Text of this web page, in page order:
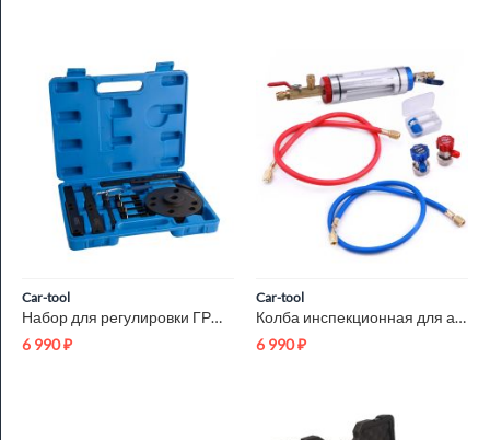
Car-tool
Набор для регулировки ГРМ Cummins 3163021 Car-Tool CT-QSX15
6 990₽
Car-tool
Колба инспекционная для анализа фреона Car-Tool CT-M1011
6 990₽